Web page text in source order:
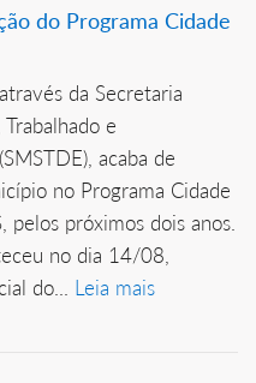
do Programa Cidade
da Secretaria
e
acaba de
no Programa Cidade
pelos próximos dois anos.
no dia 14/08,
do... Leia mais